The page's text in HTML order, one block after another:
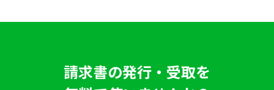
請求書の発行・受取を